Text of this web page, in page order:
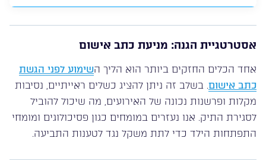
אסטרטגיית הגנה: מניעת כתב אישום
אחד הכלים החזקים ביותר הוא הליך השימוע לפני הגשת
כתב אישום. בשלב זה ניתן להציג כשלים ראייתיים, נסיבות
מקלות ופרשנות נכונה של האירועים, מה שיכול להוביל
לסגירת התיק. אנו נעזרים במומחים כגון פסיכולוגים ומומחי
התפתחות הילד כדי לתת משקל נגד לטענות התביעה.